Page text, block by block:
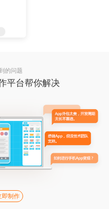
的问题
平台帮你解决
即制作